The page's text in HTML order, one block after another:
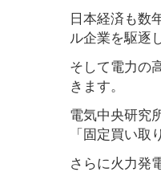
日本経済も数
ル企業を駆逐
そして電力の
きます。
電気中央研究
「固定買い
さらに火力発